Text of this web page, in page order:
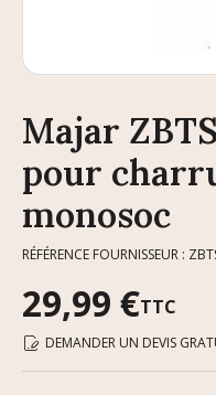
Majar
pour
monosoc
RÉFÉRENCE FOURNISSEUR :
29,99 €TTC
DEMANDER UN DEVIS